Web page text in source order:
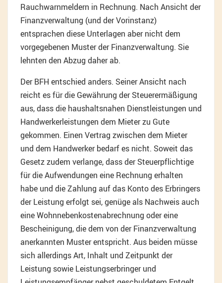
Rauchwarnmeldern in Rechnung. Nach Ansicht der
Finanzverwaltung (und der Vorinstanz)
entsprachen diese Unterlagen aber nicht dem
vorgegebenen Muster der Finanzverwaltung. Sie
lehnten den Abzug daher ab.
Der BFH entschied anders. Seiner Ansicht nach
reicht es für die Gewährung der Steuerermäßigung
aus, dass die haushaltsnahen Dienstleistungen und
Handwerkerleistungen dem Mieter zu Gute
gekommen. Einen Vertrag zwischen dem Mieter
und dem Handwerker bedarf es nicht. Soweit das
Gesetz zudem verlange, dass der Steuerpflichtige
für die Aufwendungen eine Rechnung erhalten
habe und die Zahlung auf das Konto des Erbringers
der Leistung erfolgt sei, genüge als Nachweis auch
eine Wohnnebenkostenabrechnung oder eine
Bescheinigung, die dem von der Finanzverwaltung
anerkannten Muster entspricht. Aus beiden müsse
sich allerdings Art, Inhalt und Zeitpunkt der
Leistung sowie Leistungserbringer und